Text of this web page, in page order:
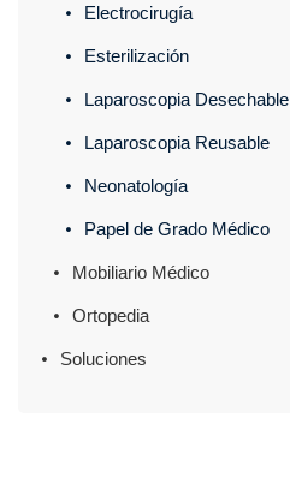
Electrocirugía
Esterilización
Laparoscopia Desechable
Laparoscopia Reusable
Neonatología
Papel de Grado Médico
Mobiliario Médico
Ortopedia
Soluciones